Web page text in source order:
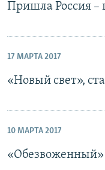
Пришла Россия –
17 МАРТА 2017
«Новый свет»,
10 МАРТА 2017